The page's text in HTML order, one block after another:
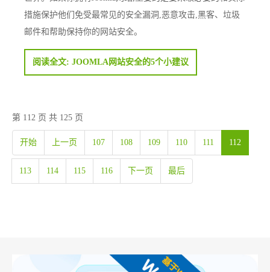
措施保护他们免受最常见的安全漏洞,恶意攻击,黑客、垃圾
邮件和帮助保持你的网站安全。
阅读全文: JOOMLA网站安全的5个小建议
第 112 页 共 125 页
开始 上一页 107 108 109 110 111 112
113 114 115 116 下一页 最后